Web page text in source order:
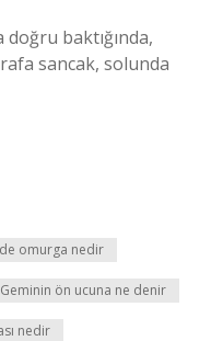
baktığında,
sancak, solunda
omurga nedir
Geminin ön ucuna ne denir
nedir